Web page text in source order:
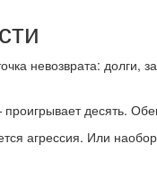
невозврата:
десять.
агрессия. Или